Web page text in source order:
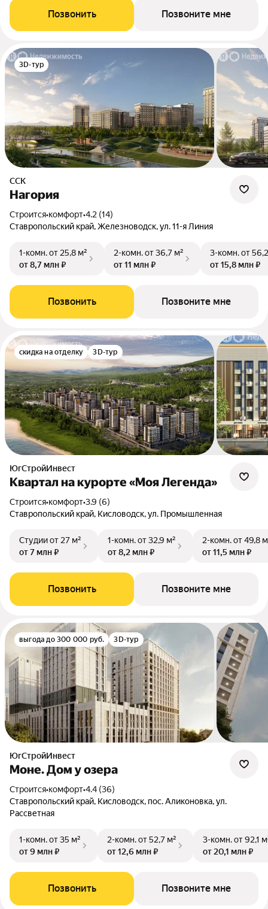
Позвонить Позвоните мне
3D-тур
ССК
Нагория
Строится•комфорт•4.2 (14)
Ставропольский край, Железноводск, ул. 11-я Линия
1-комн.от 25,8 м²
от 8,7 млн ₽
2-комн.от 36,7 м²
от 11 млн ₽
3-комн.от
от 15,8 млн ₽
Позвонить Позвоните мне
скидка на отделку 3D-тур
ЮгСтройИнвест
Квартал на курорте «Моя Легенда»
Строится•комфорт•3.9 (6)
Ставропольский край, Кисловодск, ул. Промышленная
Студииот 27 м²
от 7 млн ₽
1-комн.от 32,9 м²
от 8,2 млн ₽
2-комн.от 49,8
от 11,5 млн ₽
Позвонить Позвоните мне
выгода до 300 000 руб. 3D-тур
ЮгСтройИнвест
Моне. Дом у озера
Строится•комфорт•4.4 (36)
Ставропольский край, Кисловодск, пос. Аликоновка, ул.
Рассветная
1-комн.от 35 м²
от 9 млн ₽
2-комн.от 52,7 м²
от 12,6 млн ₽
3-комн.от 92,1
от 20,1 млн ₽
Позвонить Позвоните мне